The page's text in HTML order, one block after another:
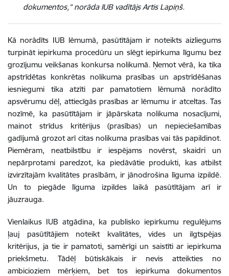
dokumentos,” norāda IUB vadītājs Artis Lapiņš.
Kā norādīts IUB lēmumā, pasūtītājam ir noteikts aizliegums
turpināt iepirkuma procedūru un slēgt iepirkuma līgumu bez
grozījumu veikšanas konkursa nolikumā. Ņemot vērā, ka tika
apstrīdētas konkrētas nolikuma prasības un apstrīdēšanas
iesniegumi tika atzīti par pamatotiem lēmumā norādīto
apsvērumu dēļ, attiecīgās prasības ar lēmumu ir atceltas. Tas
nozīmē, ka pasūtītājam ir jāpārskata nolikuma nosacījumi,
mainot strīdus kritērijus (prasības) un nepieciešamības
gadījumā grozot arī citas nolikuma prasības vai tās papildinot.
Piemēram, neatbilstību ir iespējams novērst, skaidri un
nepārprotami paredzot, ka piedāvātie produkti, kas atbilst
izvirzītajām kvalitātes prasībām, ir jānodrošina līguma izpildē.
Un to piegāde līguma izpildes laikā pasūtītājam arī ir
jāuzrauga.
Vienlaikus IUB atgādina, ka publisko iepirkumu regulējums
ļauj pasūtītājiem noteikt kvalitātes, vides un ilgtspējas
kritērijus, ja tie ir pamatoti, samērīgi un saistīti ar iepirkuma
priekšmetu. Tādēļ būtiskākais ir nevis atteikties no
ambicioziem mērķiem, bet tos iepirkuma dokumentos